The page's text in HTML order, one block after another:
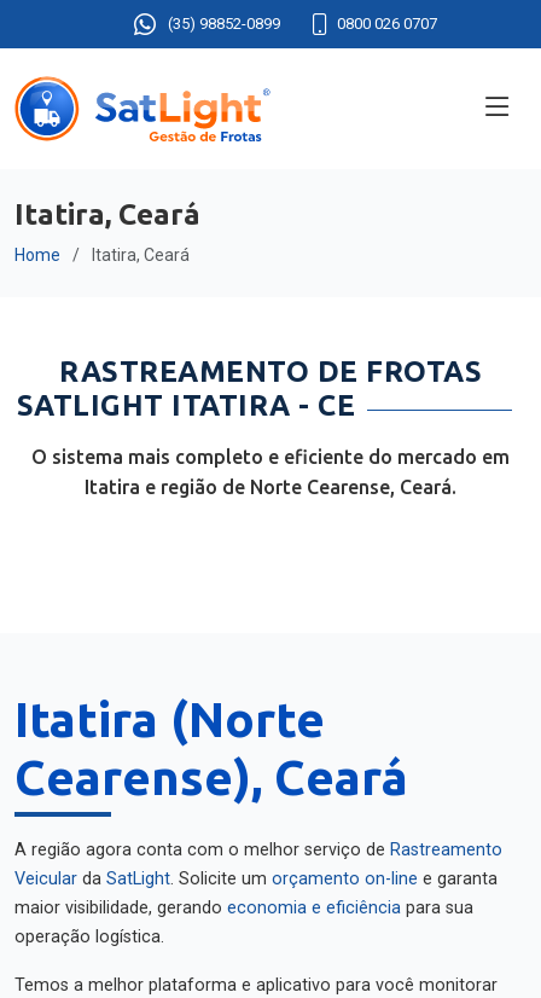
(35) 98852-0899 0800 026 0707
Itatira, Ceará
Home Itatira, Ceará
RASTREAMENTO DE FROTAS
SATLIGHT ITATIRA - CE
O sistema mais completo e eficiente do mercado em
Itatira e região de Norte Cearense, Ceará.
Itatira (Norte
Cearense), Ceará
A região agora conta com o melhor serviço de Rastreamento
Veicular da SatLight. Solicite um orçamento on-line e garanta
maior visibilidade, gerando economia e eficiência para sua
operação logística.
Temos a melhor plataforma e aplicativo para você monitorar